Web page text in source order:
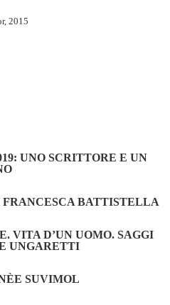
2015
UNO SCRITTORE E UN
FRANCESCA BATTISTELLA
VITA D’UN UOMO. SAGGI
UNGARETTI
SUVIMOL